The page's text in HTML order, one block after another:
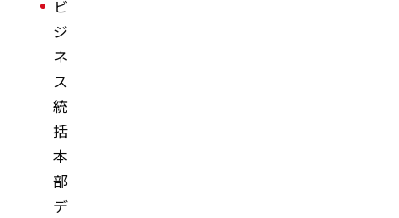
ビ
ジ
ネ
ス
統
括
本
部
デ